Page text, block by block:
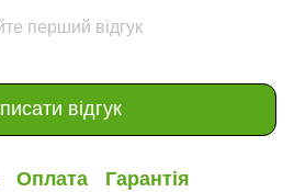
перший відгук
відгук
Оплата Гарантія